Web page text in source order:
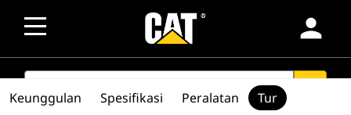
person
SEARCH
Keunggulan Spesifikasi Peralatan Tur